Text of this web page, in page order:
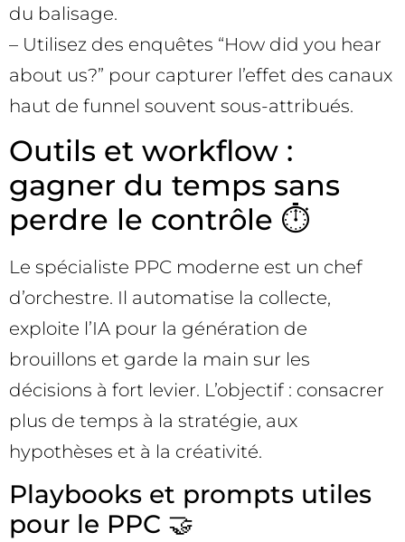
du balisage.
– Utilisez des enquêtes “How did you hear
about us?” pour capturer l’effet des canaux
haut de funnel souvent sous-attribués.
Outils et workflow :
gagner du temps sans
perdre le contrôle ⏱️
Le spécialiste PPC moderne est un chef
d’orchestre. Il automatise la collecte,
exploite l’IA pour la génération de
brouillons et garde la main sur les
décisions à fort levier. L’objectif : consacrer
plus de temps à la stratégie, aux
hypothèses et à la créativité.
Playbooks et prompts utiles
pour le PPC 🤝